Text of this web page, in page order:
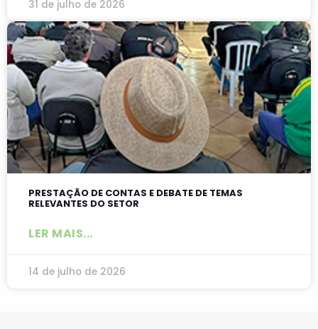
31 de julho de 2026
PRESTAÇÃO DE CONTAS E DEBATE DE TEMAS
RELEVANTES DO SETOR
LER MAIS...
14 de julho de 2026